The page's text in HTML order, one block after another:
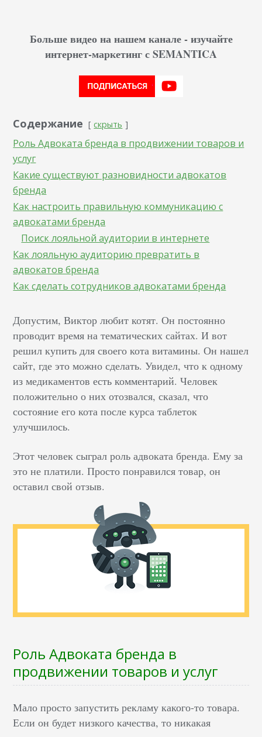
Больше видео на нашем канале - изучайте
интернет-маркетинг с SEMANTICA
Содержание скрыть
Роль Адвоката бренда в продвижении товаров и
услуг
Какие существуют разновидности адвокатов
бренда
Как настроить правильную коммуникацию с
адвокатами бренда
Поиск лояльной аудитории в интернете
Как лояльную аудиторию превратить в
адвокатов бренда
Как сделать сотрудников адвокатами бренда
Допустим, Виктор любит котят. Он постоянно
проводит время на тематических сайтах. И вот
решил купить для своего кота витамины. Он нашел
сайт, где это можно сделать. Увидел, что к одному
из медикаментов есть комментарий. Человек
положительно о них отозвался, сказал, что
состояние его кота после курса таблеток
улучшилось.
Этот человек сыграл роль адвоката бренда. Ему за
это не платили. Просто понравился товар, он
оставил свой отзыв.
Роль Адвоката бренда в
продвижении товаров и услуг
Мало просто запустить рекламу какого-то товара.
Если он будет низкого качества, то никакая